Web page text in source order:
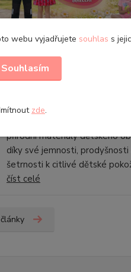
Materiály dětského oblečení
Bavlna pro děti: Proč patří
dětského oblečení
přírodní materiály dětského
díky své jemnosti, prodyšnosti
šetrnosti k citlivé dětské
číst celé
webu vyjadřujete souhlas s
Souhlasím
zde.